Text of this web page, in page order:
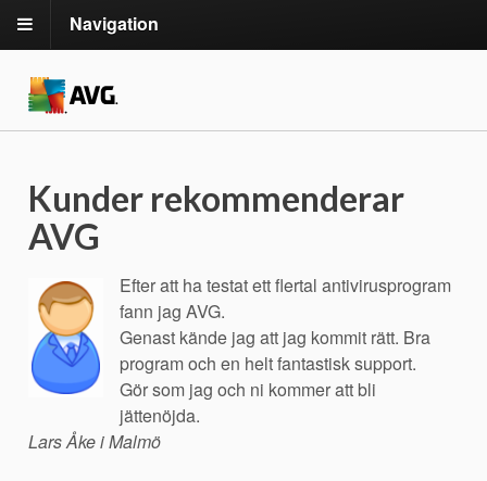
Navigation
Kunder rekommenderar
AVG
Efter att ha testat ett flertal antivirusprogram
fann jag AVG.
Genast kände jag att jag kommit rätt. Bra
program och en helt fantastisk support.
Gör som jag och ni kommer att bli
jättenöjda.
Lars Åke i Malmö